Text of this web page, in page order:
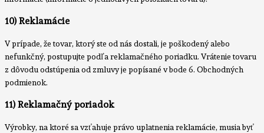
10) Reklamácie
V prípade, že tovar, ktorý ste od nás dostali, je poškodený alebo
nefunkčný, postupujte podľa reklamačného poriadku. Vrátenie tovaru
z dôvodu odstúpenia od zmluvy je popísané v bode 6. Obchodných
podmienok.
11) Reklamačný poriadok
Výrobky, na ktoré sa vzťahuje právo uplatnenia reklamácie, musia byť